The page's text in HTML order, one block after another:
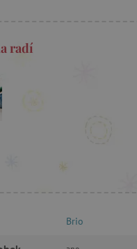
radí
Brio
SOUBORY
cookies
nutné soubory cookie umožňují
uživatele a správa účtu. Webové